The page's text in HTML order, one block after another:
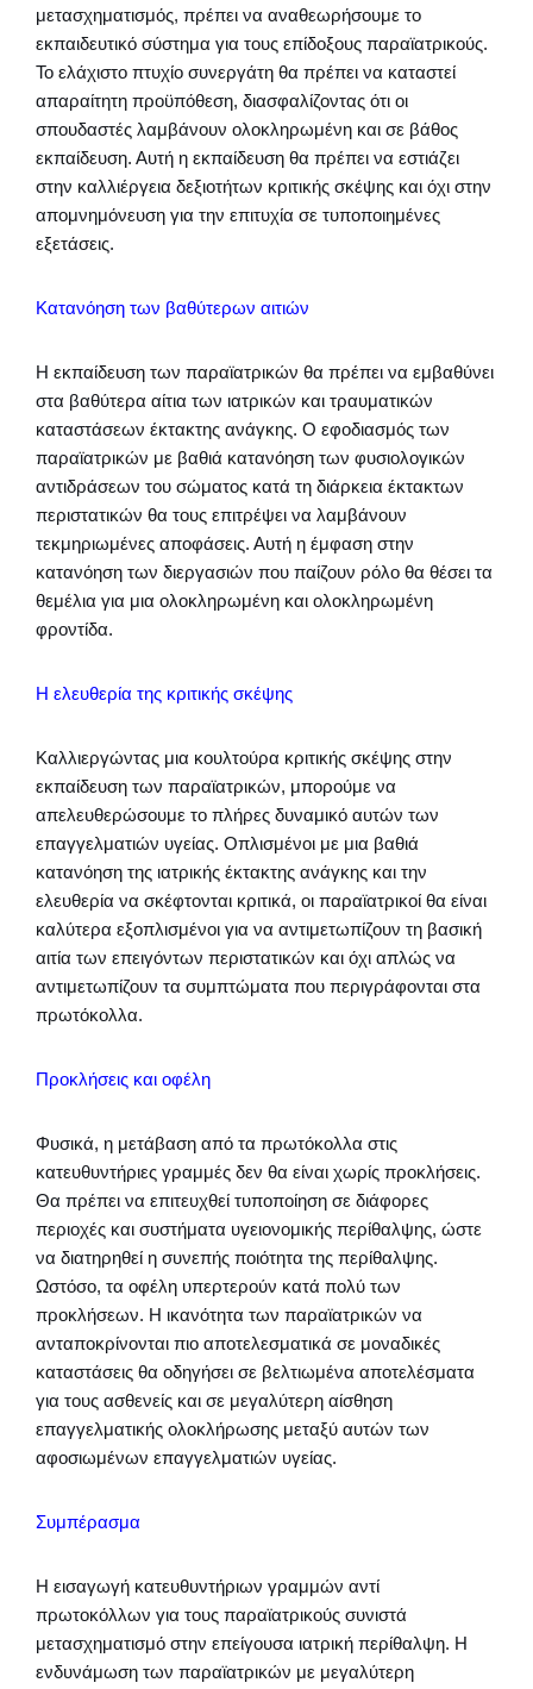
μετασχηματισμός, πρέπει να αναθεωρήσουμε το
εκπαιδευτικό σύστημα για τους επίδοξους παραϊατρικούς.
Το ελάχιστο πτυχίο συνεργάτη θα πρέπει να καταστεί
απαραίτητη προϋπόθεση, διασφαλίζοντας ότι οι
σπουδαστές λαμβάνουν ολοκληρωμένη και σε βάθος
εκπαίδευση. Αυτή η εκπαίδευση θα πρέπει να εστιάζει
στην καλλιέργεια δεξιοτήτων κριτικής σκέψης και όχι στην
απομνημόνευση για την επιτυχία σε τυποποιημένες
εξετάσεις.
Κατανόηση των βαθύτερων αιτιών
Η εκπαίδευση των παραϊατρικών θα πρέπει να εμβαθύνει
στα βαθύτερα αίτια των ιατρικών και τραυματικών
καταστάσεων έκτακτης ανάγκης. Ο εφοδιασμός των
παραϊατρικών με βαθιά κατανόηση των φυσιολογικών
αντιδράσεων του σώματος κατά τη διάρκεια έκτακτων
περιστατικών θα τους επιτρέψει να λαμβάνουν
τεκμηριωμένες αποφάσεις. Αυτή η έμφαση στην
κατανόηση των διεργασιών που παίζουν ρόλο θα θέσει τα
θεμέλια για μια ολοκληρωμένη και ολοκληρωμένη
φροντίδα.
Η ελευθερία της κριτικής σκέψης
Καλλιεργώντας μια κουλτούρα κριτικής σκέψης στην
εκπαίδευση των παραϊατρικών, μπορούμε να
απελευθερώσουμε το πλήρες δυναμικό αυτών των
επαγγελματιών υγείας. Οπλισμένοι με μια βαθιά
κατανόηση της ιατρικής έκτακτης ανάγκης και την
ελευθερία να σκέφτονται κριτικά, οι παραϊατρικοί θα είναι
καλύτερα εξοπλισμένοι για να αντιμετωπίζουν τη βασική
αιτία των επειγόντων περιστατικών και όχι απλώς να
αντιμετωπίζουν τα συμπτώματα που περιγράφονται στα
πρωτόκολλα.
Προκλήσεις και οφέλη
Φυσικά, η μετάβαση από τα πρωτόκολλα στις
κατευθυντήριες γραμμές δεν θα είναι χωρίς προκλήσεις.
Θα πρέπει να επιτευχθεί τυποποίηση σε διάφορες
περιοχές και συστήματα υγειονομικής περίθαλψης, ώστε
να διατηρηθεί η συνεπής ποιότητα της περίθαλψης.
Ωστόσο, τα οφέλη υπερτερούν κατά πολύ των
προκλήσεων. Η ικανότητα των παραϊατρικών να
ανταποκρίνονται πιο αποτελεσματικά σε μοναδικές
καταστάσεις θα οδηγήσει σε βελτιωμένα αποτελέσματα
για τους ασθενείς και σε μεγαλύτερη αίσθηση
επαγγελματικής ολοκλήρωσης μεταξύ αυτών των
αφοσιωμένων επαγγελματιών υγείας.
Συμπέρασμα
Η εισαγωγή κατευθυντήριων γραμμών αντί
πρωτοκόλλων για τους παραϊατρικούς συνιστά
μετασχηματισμό στην επείγουσα ιατρική περίθαλψη. Η
ενδυνάμωση των παραϊατρικών με μεγαλύτερη